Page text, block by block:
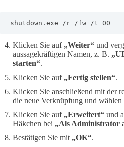
shutdown.exe /r /fw /t 00
Klicken Sie auf „Weiter“ und
aussagekräftigen Namen, z. B.
starten“.
Klicken Sie auf „Fertig stellen“.
Klicken Sie anschließend mit der
die neue Verknüpfung und wählen
Klicken Sie auf „Erweitert“ und
Häkchen bei „Als Administrator
Bestätigen Sie mit „OK“.